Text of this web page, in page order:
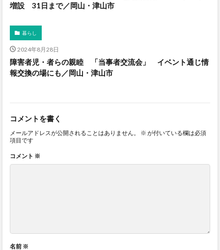
増設 31日まで／岡山・津山市
暮らし
2024年8月28日
障害者児・者らの親睦 「当事者交流会」 イベント通じ情
報交換の場にも／岡山・津山市
コメントを書く
メールアドレスが公開されることはありません。 ※ が付いている欄は必須
項目です
コメント ※
名前 ※